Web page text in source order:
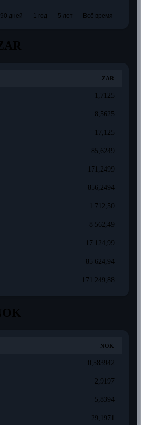
90 дней 1 год 5 лет Всё время
ZAR
1,7125
8,5625
17,125
85,6249
171,2499
856,2494
1 712,50
8 562,49
17 124,99
85 624,94
171 249,88
NOK
0,583942
2,9197
5,8394
29,1971